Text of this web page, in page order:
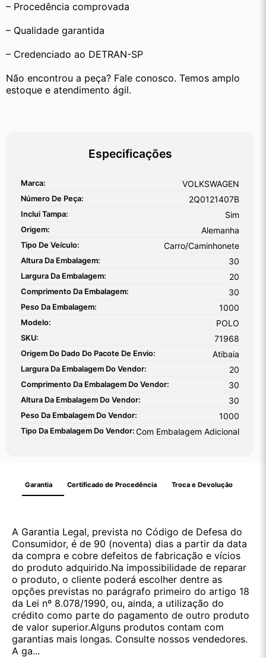
– Procedência comprovada
– Qualidade garantida
– Credenciado ao DETRAN-SP
Não encontrou a peça? Fale conosco. Temos amplo
estoque e atendimento ágil.
Especificações
Marca: VOLKSWAGEN
Número De Peça: 2Q0121407B
Inclui Tampa: Sim
Origem: Alemanha
Tipo De Veículo: Carro/Caminhonete
Altura Da Embalagem: 30
Largura Da Embalagem: 20
Comprimento Da Embalagem: 30
Peso Da Embalagem: 1000
Modelo: POLO
SKU: 71968
Origem Do Dado Do Pacote De Envio: Atibaia
Largura Da Embalagem Do Vendor: 20
Comprimento Da Embalagem Do Vendor: 30
Altura Da Embalagem Do Vendor: 30
Peso Da Embalagem Do Vendor: 1000
Tipo Da Embalagem Do Vendor: Com Embalagem Adicional
Garantia Certificado de Procedência Troca e Devolução
A Garantia Legal, prevista no Código de Defesa do
Consumidor, é de 90 (noventa) dias a partir da data
da compra e cobre defeitos de fabricação e vícios
do produto adquirido.Na impossibilidade de reparar
o produto, o cliente poderá escolher dentre as
opções previstas no parágrafo primeiro do artigo 18
da Lei nº 8.078/1990, ou, ainda, a utilização do
crédito como parte do pagamento de outro produto
de valor superior.Alguns produtos contam com
garantias mais longas. Consulte nossos vendedores.
A ga...